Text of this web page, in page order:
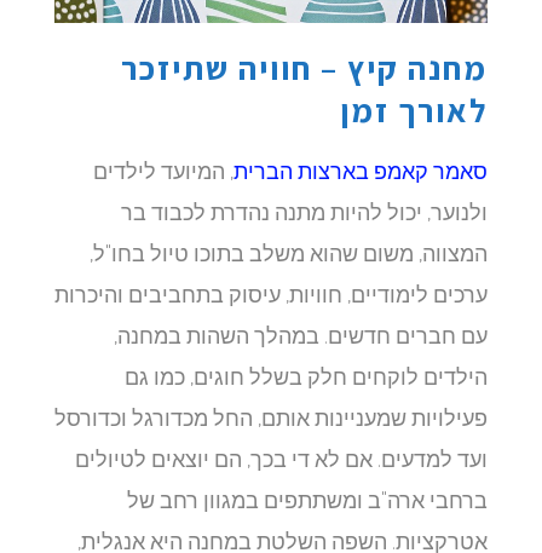
מחנה קיץ – חוויה שתיזכר
לאורך זמן
סאמר קאמפ בארצות הברית, המיועד לילדים
ולנוער, יכול להיות מתנה נהדרת לכבוד בר
המצווה, משום שהוא משלב בתוכו טיול בחו"ל,
ערכים לימודיים, חוויות, עיסוק בתחביבים והיכרות
עם חברים חדשים. במהלך השהות במחנה,
הילדים לוקחים חלק בשלל חוגים, כמו גם
פעילויות שמעניינות אותם, החל מכדורגל וכדורסל
ועד למדעים. אם לא די בכך, הם יוצאים לטיולים
ברחבי ארה"ב ומשתתפים במגוון רחב של
אטרקציות. השפה השלטת במחנה היא אנגלית,